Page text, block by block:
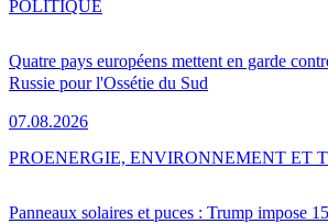
Quatre pays européens mettent en garde
Russie pour l'Ossétie du Sud
07.08.2026
POLITIQUE
Panneaux solaires et puces : Trump impose
PROENERGIE, ENVIRONNEMENT ET